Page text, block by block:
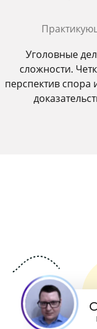
Уголовные
сложности.
перспектив спора